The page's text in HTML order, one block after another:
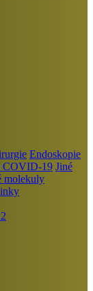
Endoskopie
COVID-19 Jiné
molekuly